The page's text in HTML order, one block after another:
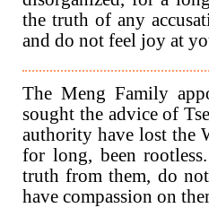
the truth of any
and do not feel joy at
The Meng Family
sought the advice of
authority have lost the
for long, been
truth from them, do
have compassion on